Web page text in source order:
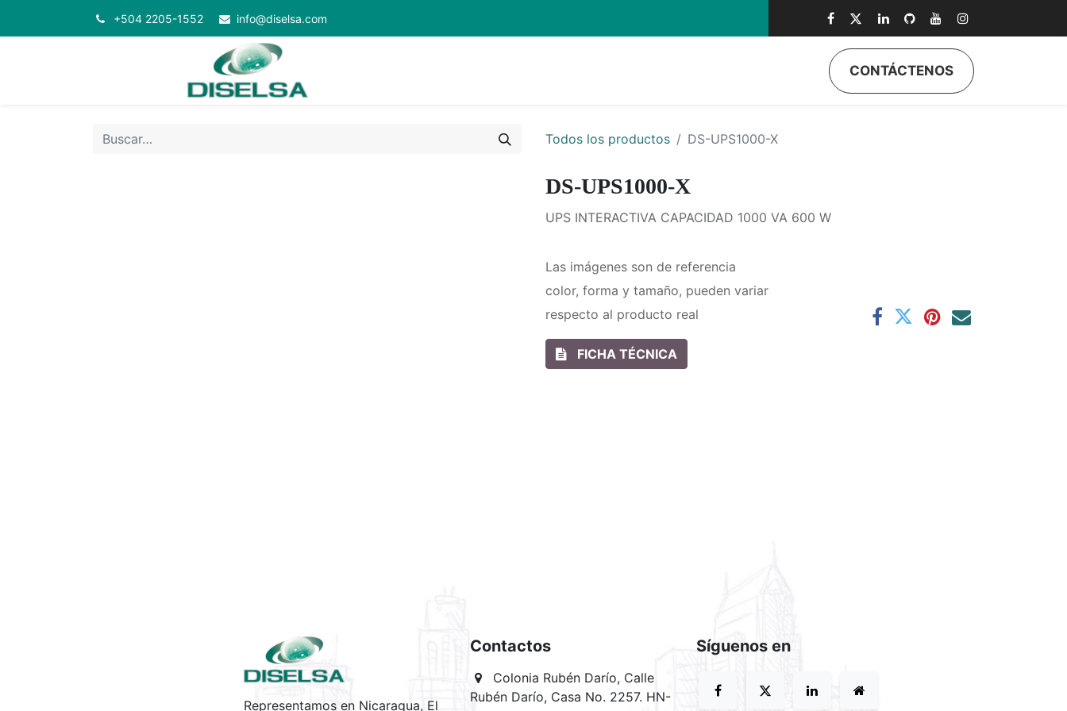
+504 2205-1552 info@diselsa.com
Quiénes Somos Eventos Soporte
CONTÁCTENOS
Todos los productos DS-UPS1000-X
DS-UPS1000-X
UPS INTERACTIVA CAPACIDAD 1000 VA 600 W
Las imágenes son de referencia
color, forma y tamaño, pueden variar
respecto al producto real
FICHA TÉCNICA
Representamos en Nicaragua, El
Contactos
Colonia Rubén Darío, Calle
Rubén Darío, Casa No. 2257. HN-
Síguenos en